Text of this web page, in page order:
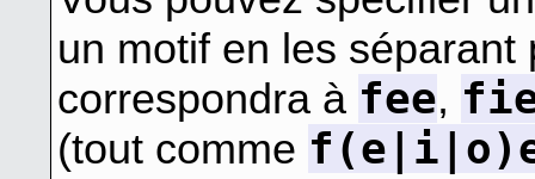
un motif en les
correspondra à fee,
(tout comme